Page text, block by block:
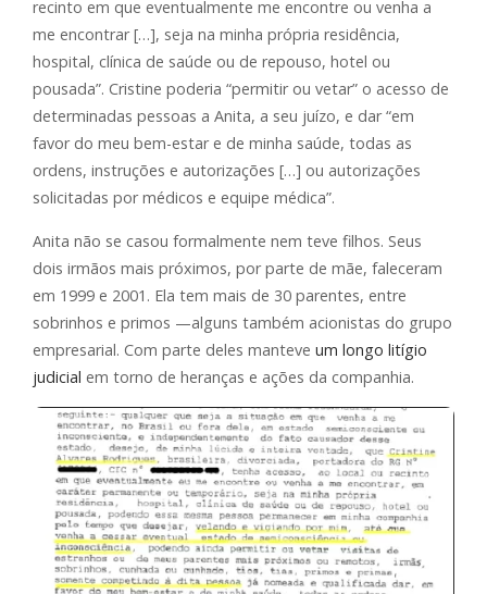
recinto em que eventualmente me encontre ou venha a
me encontrar […], seja na minha própria residência,
hospital, clínica de saúde ou de repouso, hotel ou
pousada”. Cristine poderia “permitir ou vetar” o acesso de
determinadas pessoas a Anita, a seu juízo, e dar “em
favor do meu bem-estar e de minha saúde, todas as
ordens, instruções e autorizações […] ou autorizações
solicitadas por médicos e equipe médica”.
Anita não se casou formalmente nem teve filhos. Seus
dois irmãos mais próximos, por parte de mãe, faleceram
em 1999 e 2001. Ela tem mais de 30 parentes, entre
sobrinhos e primos —alguns também acionistas do grupo
empresarial. Com parte deles manteve um longo litígio
judicial em torno de heranças e ações da companhia.